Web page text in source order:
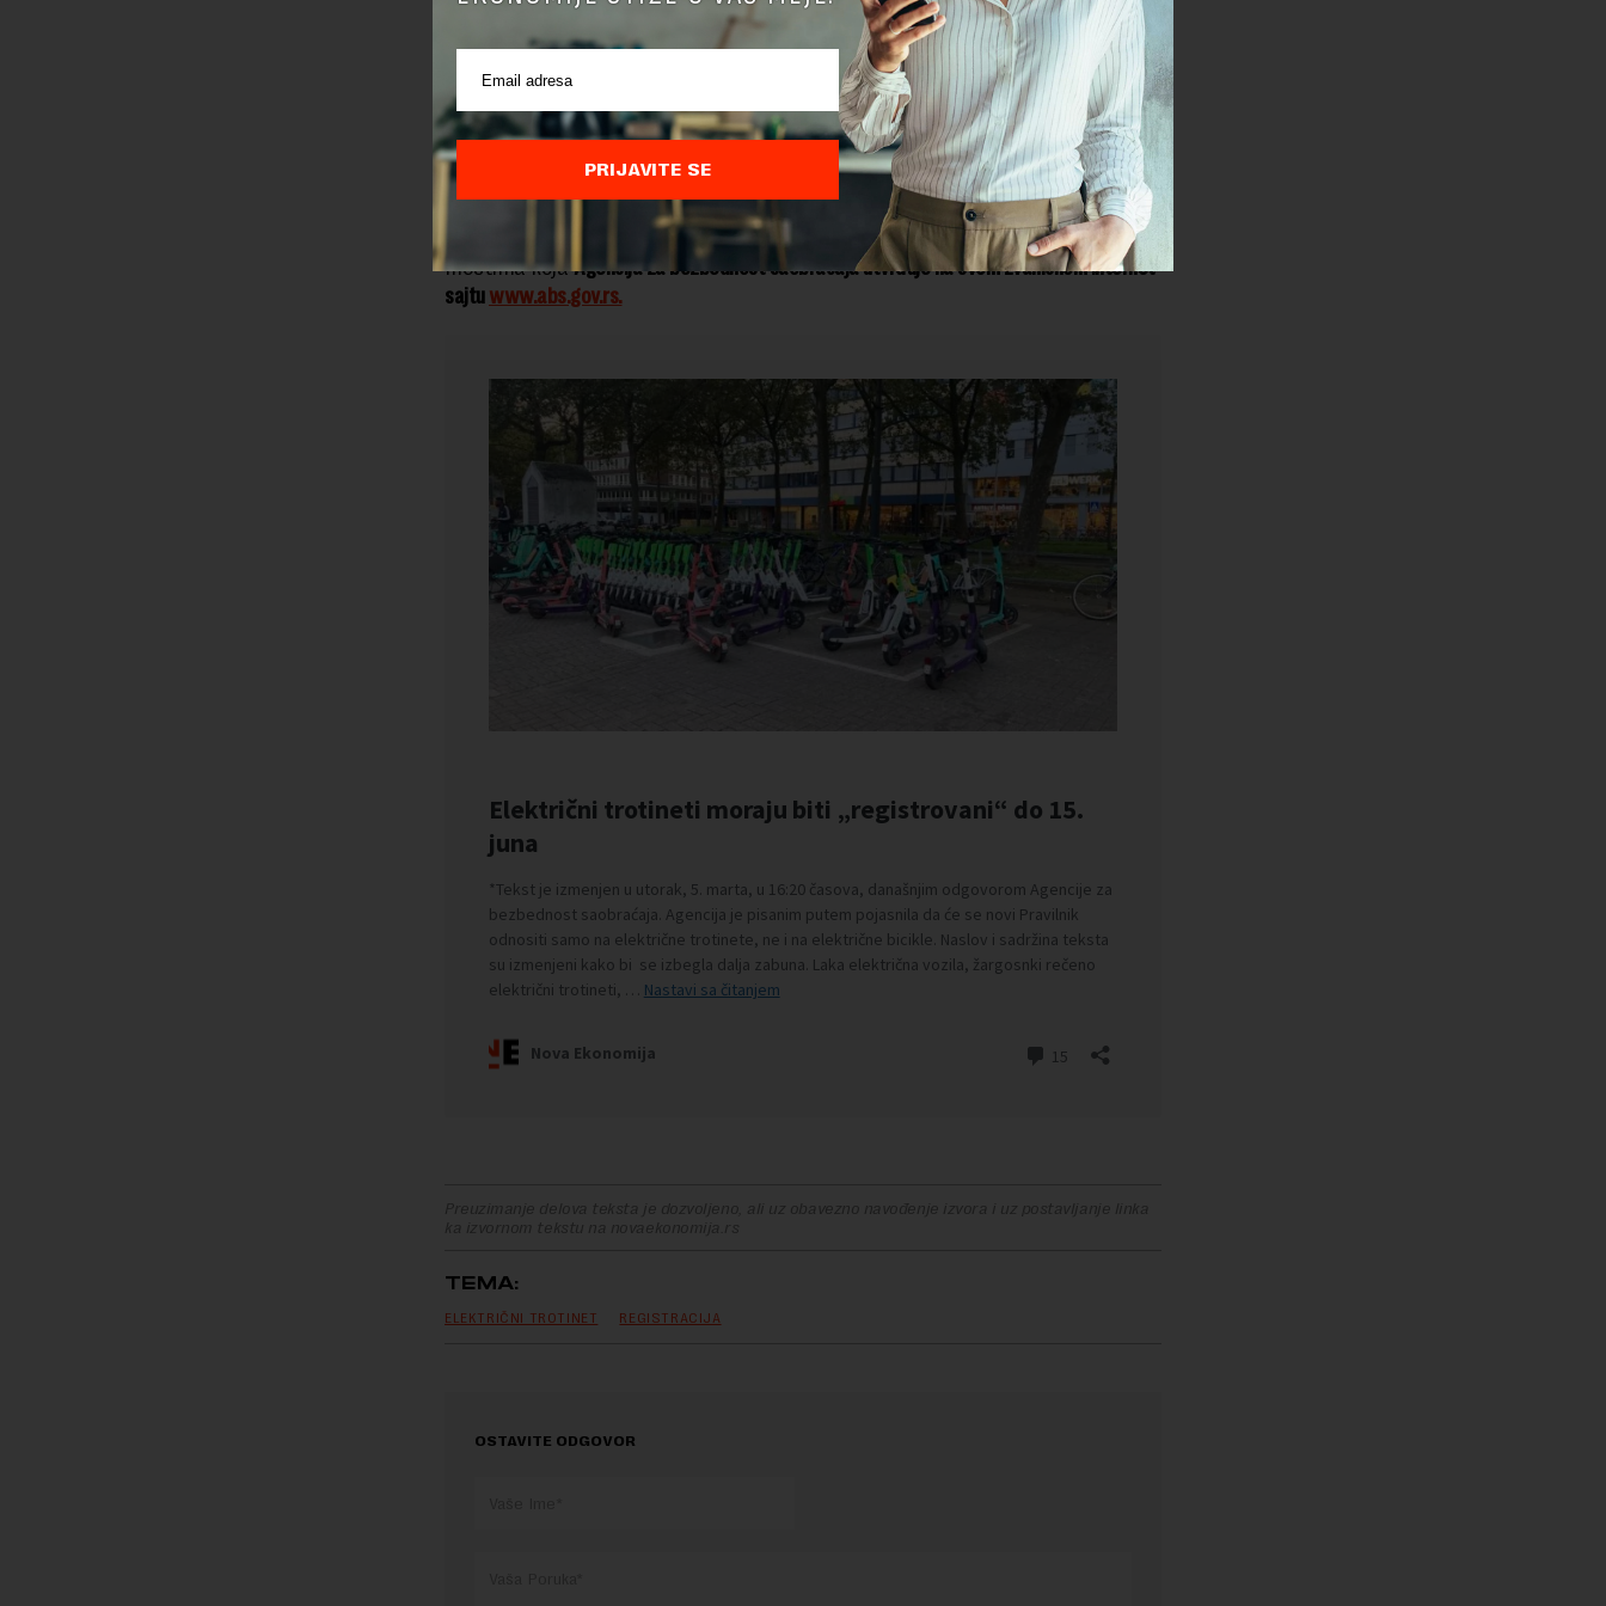
U slučaju oštećenja ili uništenja nalepnice, po zahtevu se može izdati nova.
Nalepnica treba da se postavi na lako uočljivo mesto,u gornjem delu nepomičnog
stuba upravljača vozila, u zavisnosti od konstrukcije upravljača, a nakon što
se postavi nalepnica, ona će biti i fotografisana kao i mesto na kojem je
postavljena.
Prijem i obrada zahteva, izdavanje i postavljanje nalepnice vrši se na
mestima kojaAgencija za bezbednost saobraćaja utvrđuje na svom zvaničnom internet
sajtu www.abs.gov.rs.
Preuzimanje delova teksta je dozvoljeno, ali uz obavezno navođenje izvora i uz postavljanje linka
ka izvornom tekstu na novaekonomija.rs
TEMA:
ELEKTRIČNI TROTINET REGISTRACIJA
OSTAVITE ODGOVOR
PRIJAVITE SE